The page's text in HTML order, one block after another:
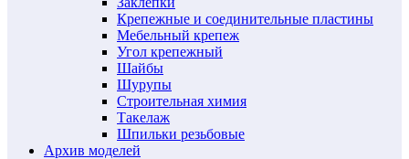
Крепежные и соединительные пластины
Мебельный крепеж
Угол крепежный
Шайбы
Шурупы
Строительная химия
Такелаж
Шпильки резьбовые
Архив моделей